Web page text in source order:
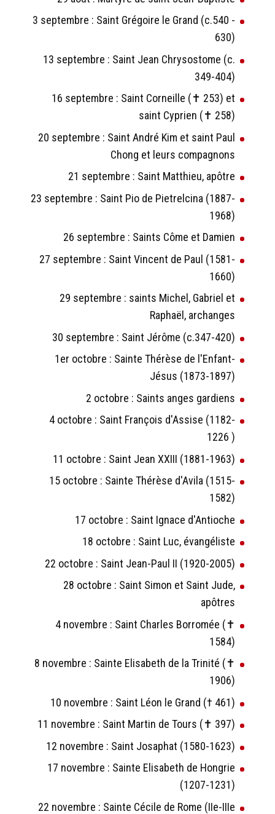
3 septembre : Saint Grégoire le Grand (c.540 -
630)
13 septembre : Saint Jean Chrysostome (c.
349-404)
16 septembre : Saint Corneille (✝ 253) et
saint Cyprien (✝ 258)
20 septembre : Saint André Kim et saint Paul
Chong et leurs compagnons
21 septembre : Saint Matthieu, apôtre
23 septembre : Saint Pio de Pietrelcina (1887-
1968)
26 septembre : Saints Côme et Damien
27 septembre : Saint Vincent de Paul (1581-
1660)
29 septembre : saints Michel, Gabriel et
Raphaël, archanges
30 septembre : Saint Jérôme (c.347-420)
1er octobre : Sainte Thérèse de l'Enfant-
Jésus (1873-1897)
2 octobre : Saints anges gardiens
4 octobre : Saint François d'Assise (1182-
1226 )
11 octobre : Saint Jean XXIII (1881-1963)
15 octobre : Sainte Thérèse d'Avila (1515-
1582)
17 octobre : Saint Ignace d'Antioche
18 octobre : Saint Luc, évangéliste
22 octobre : Saint Jean-Paul II (1920-2005)
28 octobre : Saint Simon et Saint Jude,
apôtres
4 novembre : Saint Charles Borromée (✝
1584)
8 novembre : Sainte Elisabeth de la Trinité (✝
1906)
10 novembre : Saint Léon le Grand († 461)
11 novembre : Saint Martin de Tours (✝ 397)
12 novembre : Saint Josaphat (1580-1623)
17 novembre : Sainte Elisabeth de Hongrie
(1207-1231)
22 novembre : Sainte Cécile de Rome (IIe-IIIe